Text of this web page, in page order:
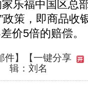
福中国区总
政策，即商品收
价5倍的赔偿。
件】
【一键分享
辑：刘名